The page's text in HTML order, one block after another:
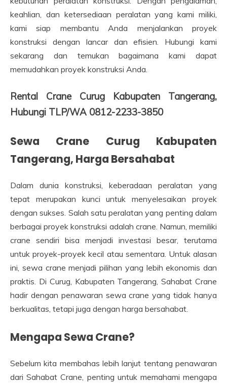
keahlian, dan ketersediaan peralatan yang kami miliki,
kami siap membantu Anda menjalankan proyek
konstruksi dengan lancar dan efisien. Hubungi kami
sekarang dan temukan bagaimana kami dapat
memudahkan proyek konstruksi Anda.
Rental Crane Curug Kabupaten Tangerang,
Hubungi TLP/WA 0812-2233-3850
Sewa Crane Curug Kabupaten
Tangerang, Harga Bersahabat
Dalam dunia konstruksi, keberadaan peralatan yang
tepat merupakan kunci untuk menyelesaikan proyek
dengan sukses. Salah satu peralatan yang penting dalam
berbagai proyek konstruksi adalah crane. Namun, memiliki
crane sendiri bisa menjadi investasi besar, terutama
untuk proyek-proyek kecil atau sementara. Untuk alasan
ini, sewa crane menjadi pilihan yang lebih ekonomis dan
praktis. Di Curug, Kabupaten Tangerang, Sahabat Crane
hadir dengan penawaran sewa crane yang tidak hanya
berkualitas, tetapi juga dengan harga bersahabat.
Mengapa Sewa Crane?
Sebelum kita membahas lebih lanjut tentang penawaran
dari Sahabat Crane, penting untuk memahami mengapa